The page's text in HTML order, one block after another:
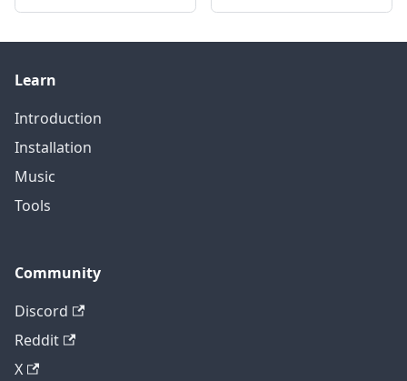
Learn
Introduction
Installation
Music
Tools
Community
Discord
Reddit
X